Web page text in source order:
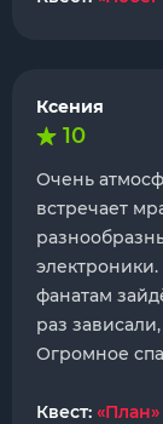
Ксения
10
Очень
встречает
фанатам
раз
Огромное
Квест: «План»